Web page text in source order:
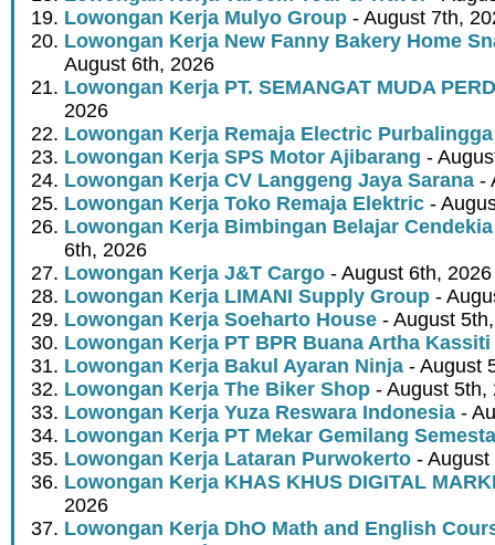
Lowongan Kerja Mulyo Group - August 7th,
Lowongan Kerja New Fanny Bakery Home
August 6th, 2026
Lowongan Kerja PT. SEMANGAT MUDA
2026
Lowongan Kerja Remaja Electric Purbalingga
Lowongan Kerja SPS Motor Ajibarang -
Lowongan Kerja CV Langgeng Jaya Sarana -
Lowongan Kerja Toko Remaja Elektric -
Lowongan Kerja Bimbingan Belajar
6th, 2026
Lowongan Kerja J&T Cargo - August 6th, 2026
Lowongan Kerja LIMANI Supply Group -
Lowongan Kerja Soeharto House - August
Lowongan Kerja PT BPR Buana Artha Kassiti
Lowongan Kerja Bakul Ayaran Ninja - August
Lowongan Kerja The Biker Shop - August 5th,
Lowongan Kerja Yuza Reswara Indonesia -
Lowongan Kerja PT Mekar Gemilang Semesta
Lowongan Kerja Lataran Purwokerto -
Lowongan Kerja KHAS KHUS DIGITAL
2026
Lowongan Kerja DhO Math and English